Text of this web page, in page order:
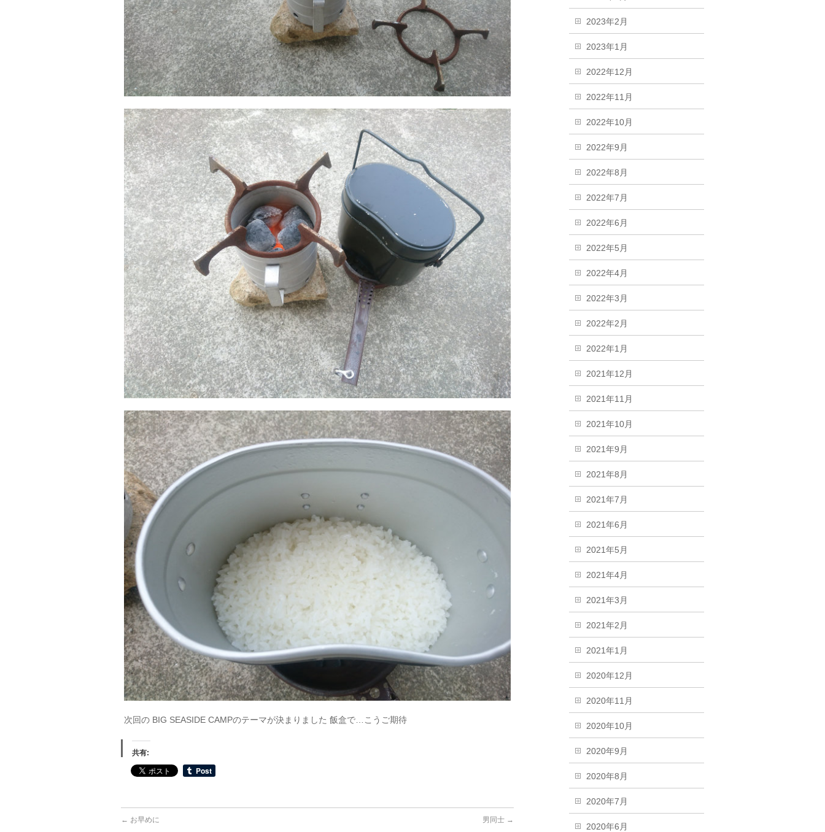
次回の BIG SEASIDE CAMPのテーマが決まりました 飯盒で…こうご期待
共有:
← お早めに 男同士 →
2023年2月
2023年1月
2022年12月
2022年11月
2022年10月
2022年9月
2022年8月
2022年7月
2022年6月
2022年5月
2022年4月
2022年3月
2022年2月
2022年1月
2021年12月
2021年11月
2021年10月
2021年9月
2021年8月
2021年7月
2021年6月
2021年5月
2021年4月
2021年3月
2021年2月
2021年1月
2020年12月
2020年11月
2020年10月
2020年9月
2020年8月
2020年7月
2020年6月